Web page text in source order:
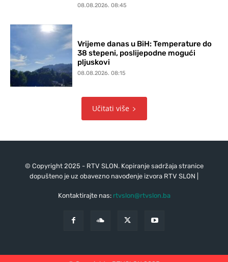
08.08.2026. 08:45
Vrijeme danas u BiH: Temperature do
38 stepeni, poslijepodne mogući
pljuskovi
08.08.2026. 08:15
Učitati više
© Copyright 2025 - RTV SLON. Kopiranje sadržaja stranice
dopušteno je uz obavezno navođenje izvora RTV SLON |
Kontaktirajte nas: rtvslon@rtvslon.ba